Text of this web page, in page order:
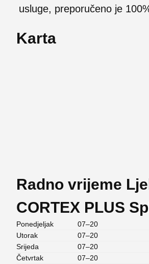
usluge, preporučeno je
Karta
Radno vrijeme
CORTEX PLUS
Ponedjeljak
07–20
Utorak
07–20
Srijeda
07–20
Četvrtak
07–20